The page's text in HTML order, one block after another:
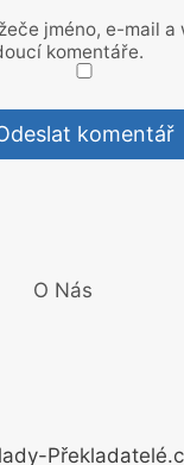
jméno, e-mail a
komentáře.
O Nás